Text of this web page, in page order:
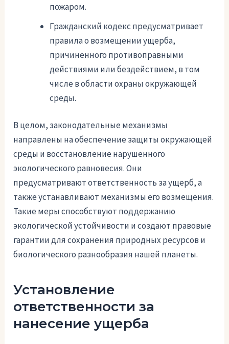
пожаром.
Гражданский кодекс предусматривает
правила о возмещении ущерба,
причиненного противоправными
действиями или бездействием, в том
числе в области охраны окружающей
среды.
В целом, законодательные механизмы
направлены на обеспечение защиты окружающей
среды и восстановление нарушенного
экологического равновесия. Они
предусматривают ответственность за ущерб, а
также устанавливают механизмы его возмещения.
Такие меры способствуют поддержанию
экологической устойчивости и создают правовые
гарантии для сохранения природных ресурсов и
биологического разнообразия нашей планеты.
Установление
ответственности за
нанесение ущерба